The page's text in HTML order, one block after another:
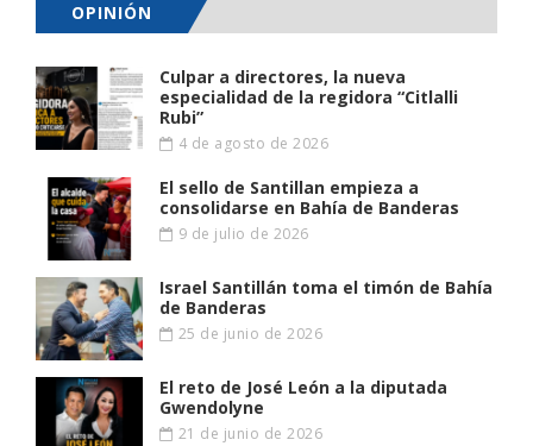
OPINIÓN
Culpar a directores, la nueva
especialidad de la regidora “Citlalli
Rubi”
4 de agosto de 2026
El sello de Santillan empieza a
consolidarse en Bahía de Banderas
9 de julio de 2026
Israel Santillán toma el timón de Bahía
de Banderas
25 de junio de 2026
El reto de José León a la diputada
Gwendolyne
21 de junio de 2026